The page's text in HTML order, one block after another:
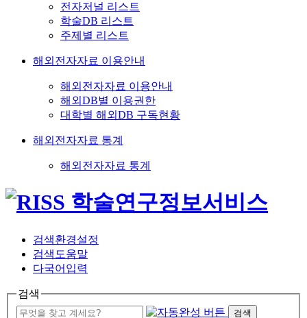
전자저널 리스트
학술DB 리스트
주제별 리스트
해외전자자료 이용안내
해외전자자료 이용안내
해외DB별 이용권한
대학별 해외DB 구독현황
해외전자자료 통계
해외전자자료 통계
검색환경설정
검색도움말
다국어입력
검색
검색